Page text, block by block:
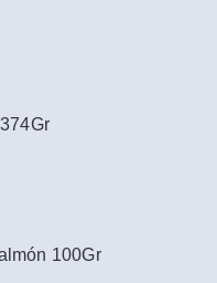
100Gr